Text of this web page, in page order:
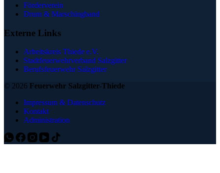
Förderverein
Drum & Marschingband
Externe Links
Arbeitskreis Thiede e.V.
Stadtfeuerwehrverband Salzgitter
Berufsfeuerwehr Salzgitter
© 2026 Feuerwehr Salzgitter-Thiede
Impressum & Datenschutz
Kontakt
Administration